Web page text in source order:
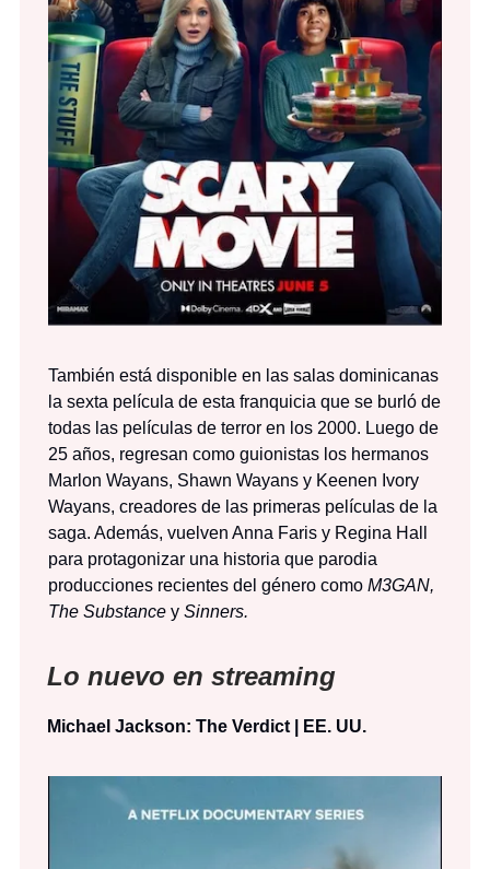
También está disponible en las salas dominicanas
la sexta película de esta franquicia que se burló de
todas las películas de terror en los 2000. Luego de
25 años, regresan como guionistas los hermanos
Marlon Wayans, Shawn Wayans y Keenen Ivory
Wayans, creadores de las primeras películas de la
saga. Además, vuelven Anna Faris y Regina Hall
para protagonizar una historia que parodia
producciones recientes del género como M3GAN,
The Substance y Sinners.
Lo nuevo en streaming
Michael Jackson: The Verdict | EE. UU.